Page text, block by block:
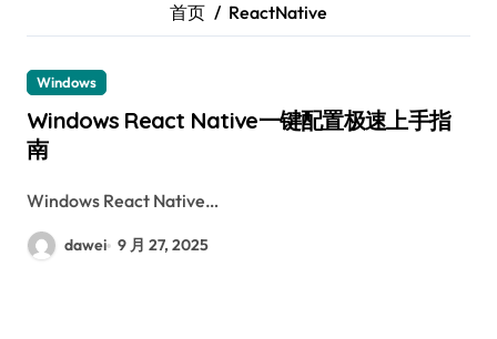
首页 ReactNative
Windows
Windows React Native一键配置极速上手指
南
Windows React Native…
dawei 9 月 27, 2025